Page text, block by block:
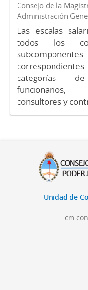
Consejo de la
Administración
Las escalas
todos los
categorías
consultores y
Unidad de